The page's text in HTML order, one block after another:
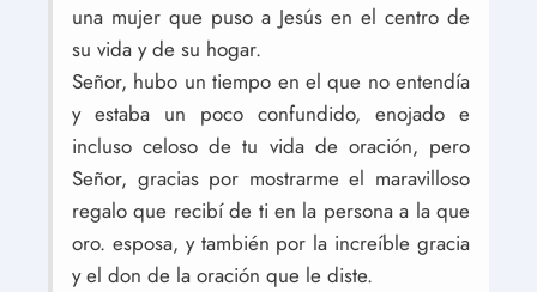
una mujer que puso a Jesús en el centro de
su vida y de su hogar.
Señor, hubo un tiempo en el que no entendía
y estaba un poco confundido, enojado e
incluso celoso de tu vida de oración, pero
Señor, gracias por mostrarme el maravilloso
regalo que recibí de ti en la persona a la que
oro. esposa, y también por la increíble gracia
y el don de la oración que le diste.